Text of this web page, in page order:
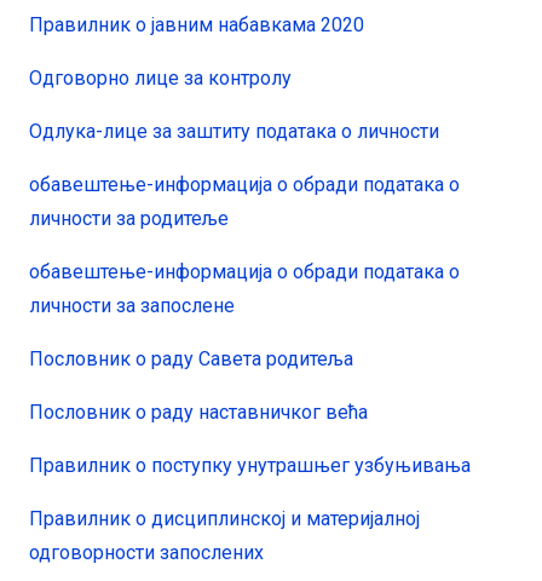
Правилник о јавним набавкама 2020
Одговорно лице за контролу
Одлука-лице за заштиту података о личности
обавештење-информација о обради података о
личности за родитеље
обавештење-информација о обради података о
личности за запослене
Пословник о раду Савета родитеља
Пословник о раду наставничког већа
Правилник о поступку унутрашњег узбуњивања
Правилник о дисциплинској и материјалној
одговорности запослених